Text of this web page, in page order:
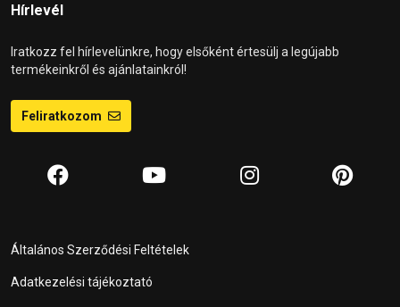
Hírlevél
Iratkozz fel hírlevelünkre, hogy elsőként értesülj a legújabb
termékeinkről és ajánlatainkról!
Feliratkozom
Általános Szerződési Feltételek
Adatkezelési tájékoztató